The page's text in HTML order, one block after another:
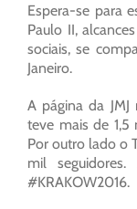
Espera-se para
Paulo II,
sociais, se
Janeiro.
A página da
teve mais de
Por outro lado o
mil
#KRAKOW2016.